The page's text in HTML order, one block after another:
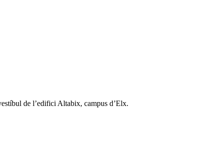
de l’edifici Altabix, campus d’Elx.